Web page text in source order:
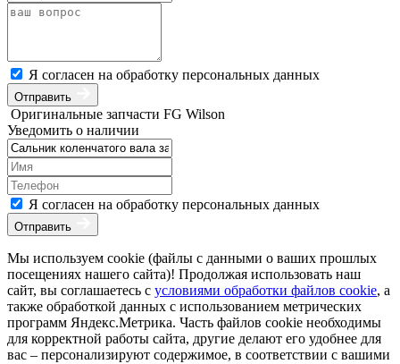
Я согласен на обработку персональных данных
Отправить
Оригинальные запчасти FG Wilson
Уведомить о наличии
Я согласен на обработку персональных данных
Отправить
Мы используем cookie (файлы с данными о ваших прошлых
посещениях нашего сайта)! Продолжая использовать наш
сайт, вы соглашаетесь с условиями обработки файлов cookie, а
также обработкой данных с использованием метрических
программ Яндекс.Метрика. Часть файлов cookie необходимы
для корректной работы сайта, другие делают его удобнее для
вас – персонализируют содержимое, в соответствии с вашими